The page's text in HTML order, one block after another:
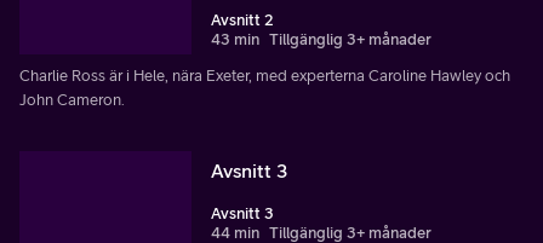
Avsnitt 2
43 min Tillgänglig 3+ månader
Charlie Ross är i Hele, nära Exeter, med experterna Caroline Hawley och
John Cameron.
Avsnitt 3
Avsnitt 3
44 min Tillgänglig 3+ månader